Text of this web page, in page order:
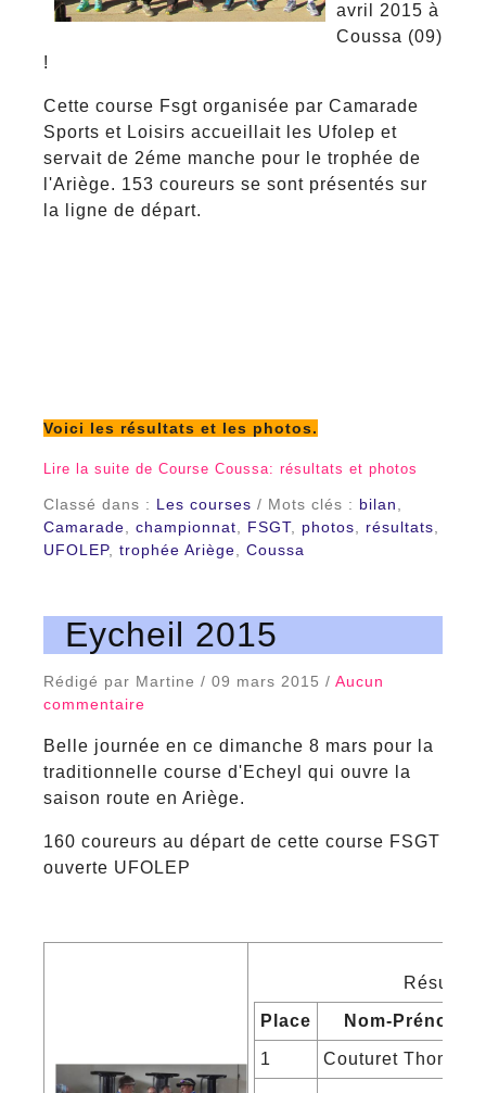
avril 2015 à
Coussa (09)
!
Cette course Fsgt organisée par Camarade
Sports et Loisirs accueillait les Ufolep et
servait de 2éme manche pour le trophée de
l'Ariège. 153 coureurs se sont présentés sur
la ligne de départ.
Voici les résultats et les photos.
Lire la suite de Course Coussa: résultats et photos
Classé dans : Les courses / Mots clés : bilan
Camarade
championnat FSGT, photos résultats
UFOLEP, trophée Ariège Coussa
Eycheil 2015
Rédigé par Martine / 09 mars 2015 / Aucun
commentaire
Belle journée en ce dimanche 8 mars pour la
traditionnelle course d'Echeyl qui ouvre la
saison route en Ariège.
160 coureurs au départ de cette course FSGT
ouverte UFOLEP
Place Nom-Prénom
1 Couturet Thomas